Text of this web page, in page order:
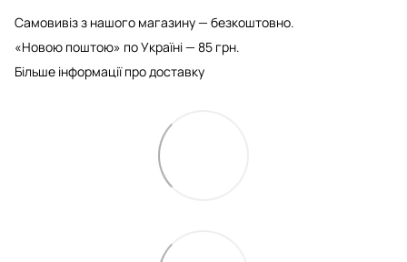
Самовивіз з нашого магазину — безкоштовно.
«Новою поштою» по Україні — 85 грн.
Більше інформації про доставку